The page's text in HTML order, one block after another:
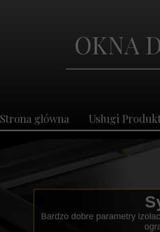
Strona główna Usługi
OKNA
Bardzo dobre parametry